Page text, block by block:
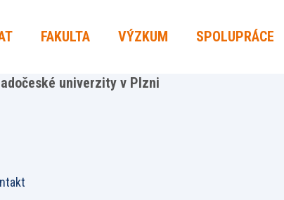
FAKULTA VÝZKUM SPOLUPRÁCE
univerzity v Plzni